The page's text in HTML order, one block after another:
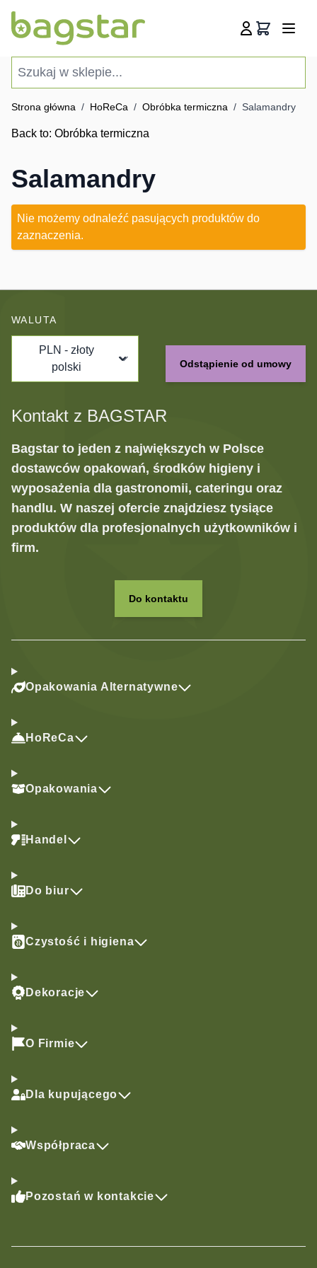
Koszyk
Strona główna / HoReCa / Obróbka termiczna / Salamandry
Back to: Obróbka termiczna
Salamandry
Nie możemy odnaleźć pasujących produktów do
zaznaczenia.
WALUTA
PLN - złoty
polski
Odstąpienie od umowy
Kontakt z BAGSTAR
Bagstar to jeden z największych w Polsce
dostawców opakowań, środków higieny i
wyposażenia dla gastronomii, cateringu oraz
handlu. W naszej ofercie znajdziesz tysiące
produktów dla profesjonalnych użytkowników i
firm.
Do kontaktu
Opakowania Alternatywne
HoReCa
Opakowania
Handel
Do biur
Czystość i higiena
Dekoracje
O Firmie
Dla kupującego
Współpraca
Pozostań w kontakcie